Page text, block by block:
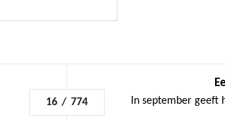
16 / 774 In september geeft